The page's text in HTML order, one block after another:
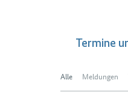
Termine
Alle Meldungen